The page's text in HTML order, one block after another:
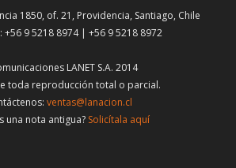
1850, of. 21, Providencia, Santiago, Chile
+56 9 5218 8974 | +56 9 5218 8972
LANET S.A. 2014
toda reproducción total o parcial.
ventas@lanacion.cl
una nota antigua? Solicítala aquí